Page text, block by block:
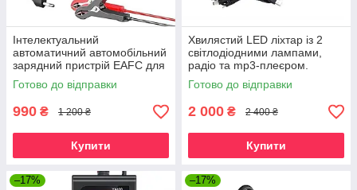
Інтелектуальний
автоматичний автомобільний
зарядний пристрій EAFC для
акумуляторів EAFC 12В 6А_2
Готово до відправки
990 ₴ 1 200 ₴
Купити
Хвилястий LED ліхтар із 2
світлодіодними лампами,
радіо та mp3-плеєром.
YOBOLIFE LM-3601
Готово до відправки
2 000 ₴ 2 400 ₴
Купити
–17% –17%